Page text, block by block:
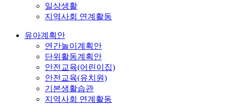
일상생활
지역사회 연계활동
유아계획안
연간놀이계획안
단위활동계획안
안전교육(어린이집)
안전교육(유치원)
기본생활습관
지역사회 연계활동